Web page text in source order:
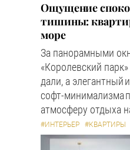
Ощущение
тишины:
море
За панорамными
«Королевский
дали, а элегантный
софт-минимализма
атмосферу отдыха
#ИНТЕРЬЕР #КВАРТИРЫ